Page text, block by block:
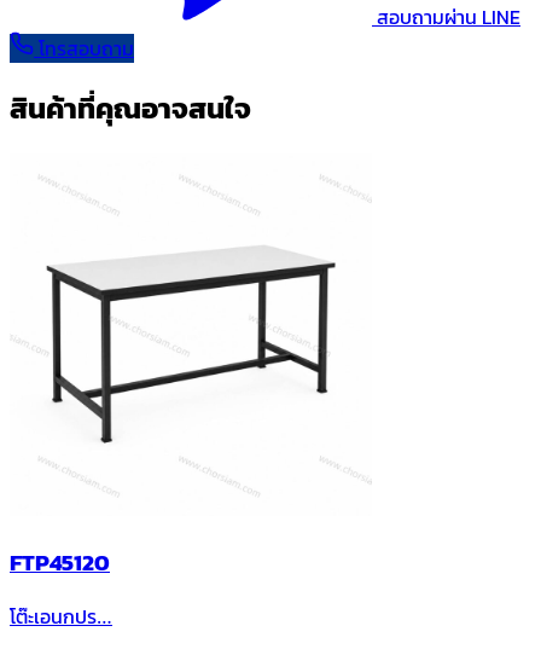
สอบถามผ่าน LINE
โทรสอบถาม
สินค้าที่คุณอาจสนใจ
FTP45120
โต๊ะเอนกปร…